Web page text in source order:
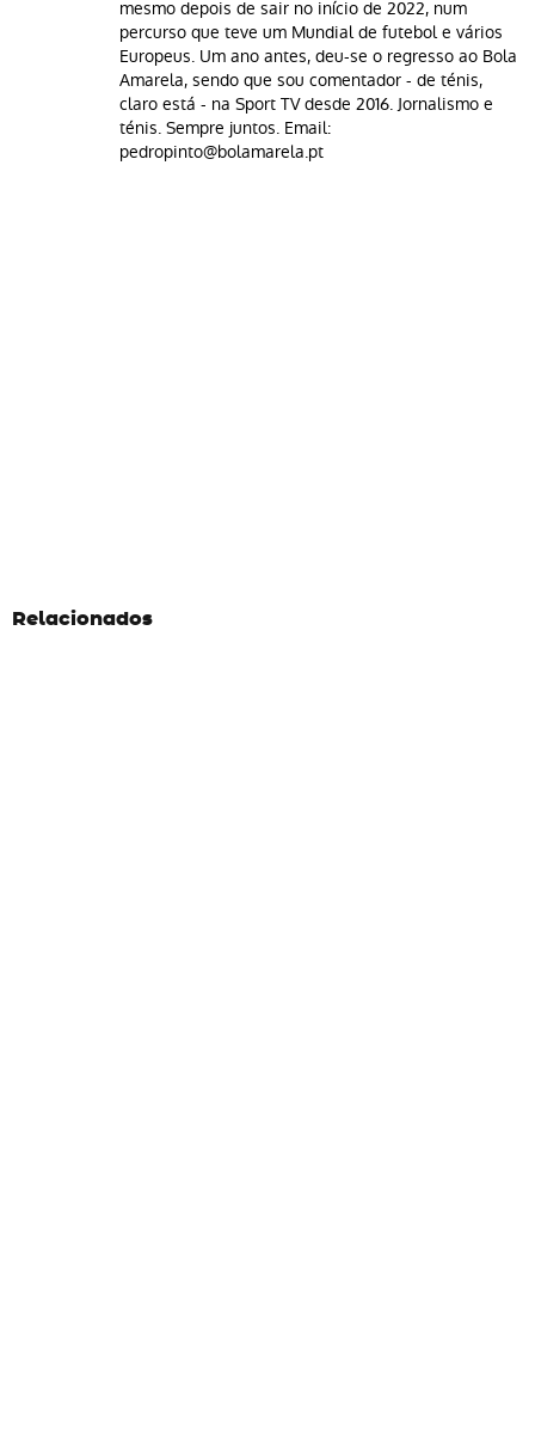
mesmo depois de sair no início de 2022, num
percurso que teve um Mundial de futebol e vários
Europeus. Um ano antes, deu-se o regresso ao Bola
Amarela, sendo que sou comentador - de ténis,
claro está - na Sport TV desde 2016. Jornalismo e
ténis. Sempre juntos. Email:
pedropinto@bolamarela.pt
Relacionados